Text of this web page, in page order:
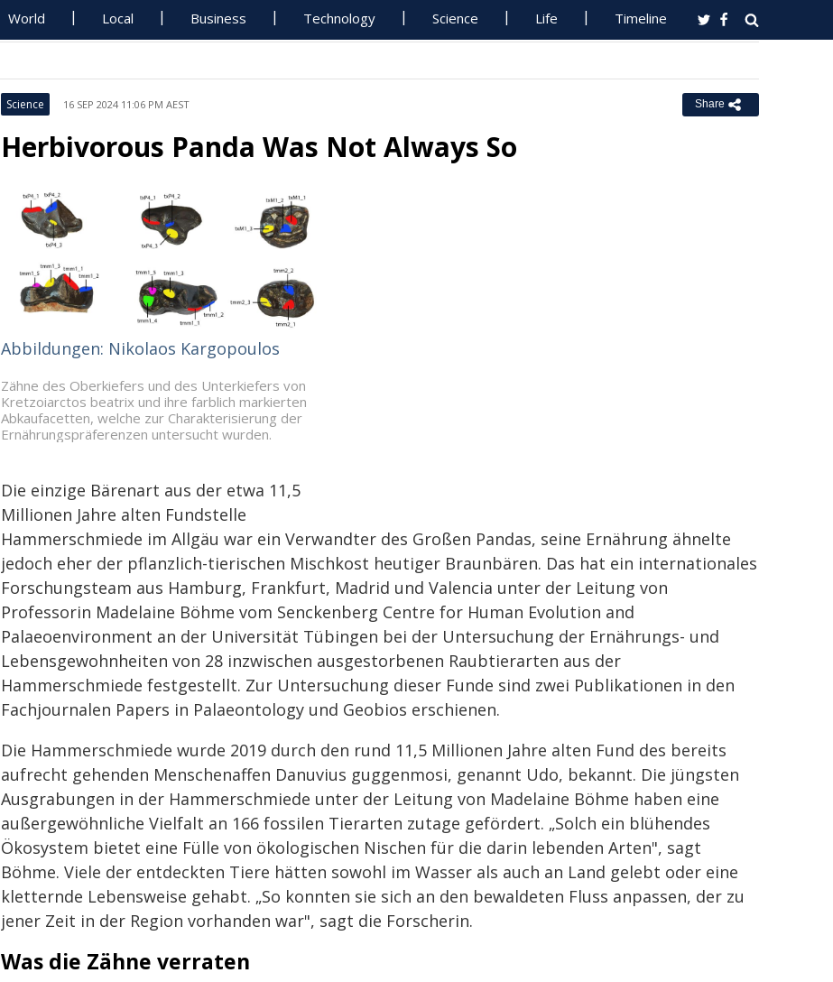
World Local Business Technology Science Life Timeline
Science 16 SEP 2024 11:06 PM AEST Share
Herbivorous Panda Was Not Always So
Abbildungen: Nikolaos Kargopoulos
Zähne des Oberkiefers und des Unterkiefers von
Kretzoiarctos beatrix und ihre farblich markierten
Abkaufacetten, welche zur Charakterisierung der
Ernährungspräferenzen untersucht wurden.
Die einzige Bärenart aus der etwa 11,5
Millionen Jahre alten Fundstelle
Hammerschmiede im Allgäu war ein Verwandter des Großen Pandas, seine Ernährung ähnelte
jedoch eher der pflanzlich-tierischen Mischkost heutiger Braunbären. Das hat ein internationales
Forschungsteam aus Hamburg, Frankfurt, Madrid und Valencia unter der Leitung von
Professorin Madelaine Böhme vom Senckenberg Centre for Human Evolution and
Palaeoenvironment an der Universität Tübingen bei der Untersuchung der Ernährungs- und
Lebensgewohnheiten von 28 inzwischen ausgestorbenen Raubtierarten aus der
Hammerschmiede festgestellt. Zur Untersuchung dieser Funde sind zwei Publikationen in den
Fachjournalen Papers in Palaeontology und Geobios erschienen.
Die Hammerschmiede wurde 2019 durch den rund 11,5 Millionen Jahre alten Fund des bereits
aufrecht gehenden Menschenaffen Danuvius guggenmosi, genannt Udo, bekannt. Die jüngsten
Ausgrabungen in der Hammerschmiede unter der Leitung von Madelaine Böhme haben eine
außergewöhnliche Vielfalt an 166 fossilen Tierarten zutage gefördert. „Solch ein blühendes
Ökosystem bietet eine Fülle von ökologischen Nischen für die darin lebenden Arten", sagt
Böhme. Viele der entdeckten Tiere hätten sowohl im Wasser als auch an Land gelebt oder eine
kletternde Lebensweise gehabt. „So konnten sie sich an den bewaldeten Fluss anpassen, der zu
jener Zeit in der Region vorhanden war", sagt die Forscherin.
Was die Zähne verraten